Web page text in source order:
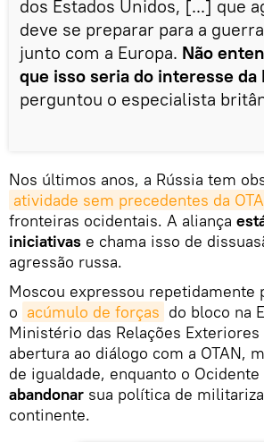
dos Estados Unidos, [...] que
deve se preparar para a
junto com a Europa. Não
que isso seria do interesse da
perguntou o especialista
Nos últimos anos, a Rússia tem
atividade sem precedentes da
fronteiras ocidentais. A aliança
iniciativas e chama isso de
agressão russa.
Moscou expressou repetidamente
o acúmulo de forças do bloco na
Ministério das Relações Exteriores
abertura ao diálogo com a OTAN,
de igualdade, enquanto o Ocidente
abandonar sua política de
continente.